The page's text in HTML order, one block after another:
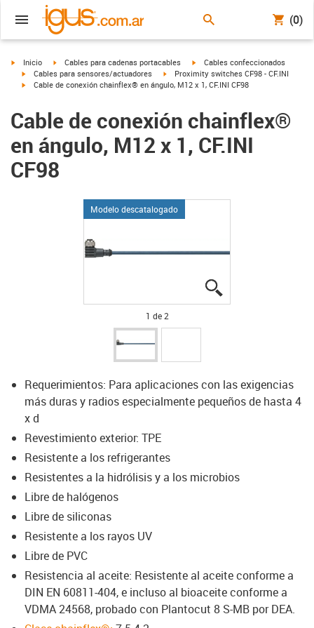
(0)
igus-icon-arrow-right
Inicio igus-icon-arrow-right
Cables para cadenas portacables igus-icon-arrow-right
Cables confeccionados
igus-icon-arrow-right
Cables para sensores/actuadores igus-icon-arrow-right
Proximity switches CF98 - CF.INI
igus-icon-arrow-right
Cable de conexión chainflex® en ángulo, M12 x 1, CF.INI CF98
Cable de conexión chainflex®
en ángulo, M12 x 1, CF.INI
CF98
Modelo descatalogado
1 de 2
Requerimientos: Para aplicaciones con las exigencias
más duras y radios especialmente pequeños de hasta 4
x d
Revestimiento exterior: TPE
Resistente a los refrigerantes
Resistentes a la hidrólisis y a los microbios
Libre de halógenos
Libre de siliconas
Resistente a los rayos UV
Libre de PVC
Resistencia al aceite: Resistente al aceite conforme a
DIN EN 60811-404, e incluso al bioaceite conforme a
VDMA 24568, probado con Plantocut 8 S-MB por DEA.